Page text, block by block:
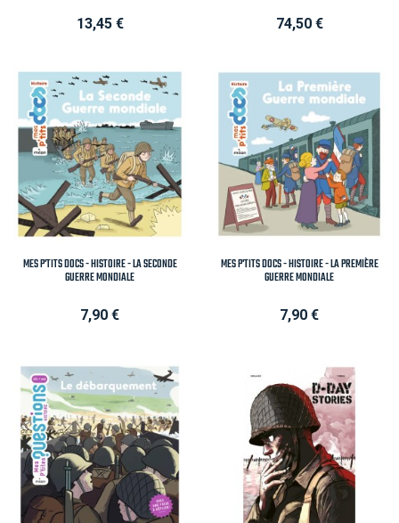
Prix
13,45 € Prix
74,50 €
MES P'TITS DOCS - HISTOIRE - LA SECONDE
GUERRE MONDIALE
Prix
7,90 €
MES P'TITS DOCS - HISTOIRE - LA PREMIÈRE
GUERRE MONDIALE
Prix
7,90 €